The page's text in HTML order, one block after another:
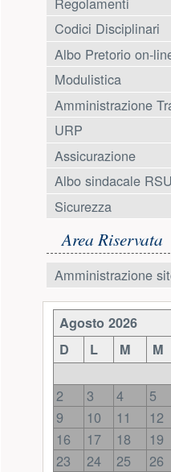
Codici Disciplinari
Albo Pretorio on-
Modulistica
Amministrazione
URP
Assicurazione
Albo sindacale RSU
Sicurezza
Area Riservata
Amministrazione
Risorse
Agosto 2026
D
L M M
2
3 4 5
9 10 11 12
16
17 18 19
23
24 25 26